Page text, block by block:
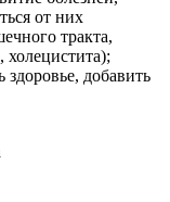
от них
тракта,
добавить